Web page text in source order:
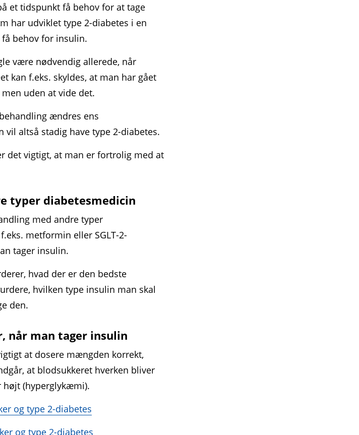
et tidspunkt få behov for at tage
har udviklet type 2-diabetes i en
behov for insulin.
være nødvendig allerede, når
kan f.eks. skyldes, at man har gået
uden at vide det.
ændres ens
vil altså stadig have type 2-diabetes.
det vigtigt, at man er fortrolig med at
typer diabetesmedicin
med andre typer
metformin eller SGLT-2-
tager insulin.
hvad der er den bedste
hvilken type insulin man skal
den.
når man tager insulin
at dosere mængden korrekt,
at blod­sukkeret hverken bliver
(hyperglykæmi).
og type 2-diabetes
og type 2-diabetes